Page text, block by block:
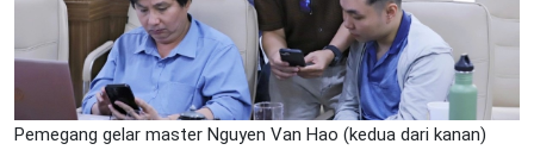
Pemegang gelar master Nguyen Van Hao (kedua dari kanan)